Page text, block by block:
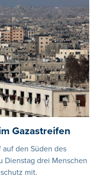
Gazastreifen
den Süden des
Dienstag drei Menschen
mit.